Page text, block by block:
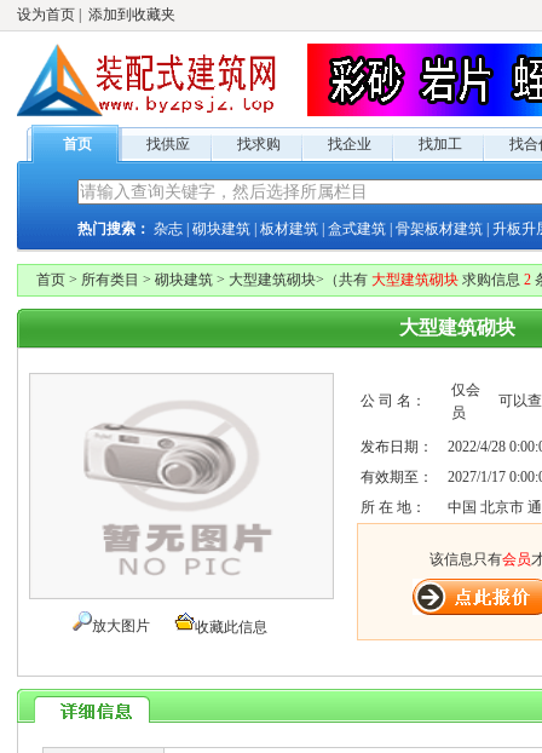
设为首页 添加到收藏夹
首页 找供应 找求购 找企业 找加工 找合
热门搜索： 杂志 砌块建筑 板材建筑 盒式建筑 骨架板材建筑 升板升
首页 > 所有类目 > 砌块建筑 > 大型建筑砌块> （共有 大型建筑砌块 求购信息 2
大型建筑砌块
放大图片 收藏此信息
公 司 名：
仅会
员
可以
发布日期：
2022/4/28
有效期至：
2027/1/17
所 在 地：
中国 北京市
该信息只有会员